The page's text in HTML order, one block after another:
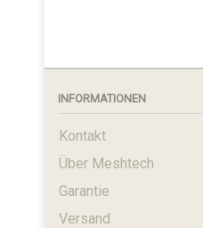
INFORMATIONEN
Kontakt
Über Meshtech
Garantie
Versand